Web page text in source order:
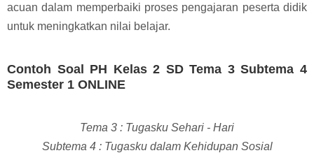
acuan dalam memperbaiki proses pengajaran peserta didik
untuk meningkatkan nilai belajar.
Contoh Soal PH Kelas 2 SD Tema 3 Subtema 4
Semester 1 ONLINE
Tema 3 : Tugasku Sehari - Hari
Subtema 4 : Tugasku dalam Kehidupan Sosial